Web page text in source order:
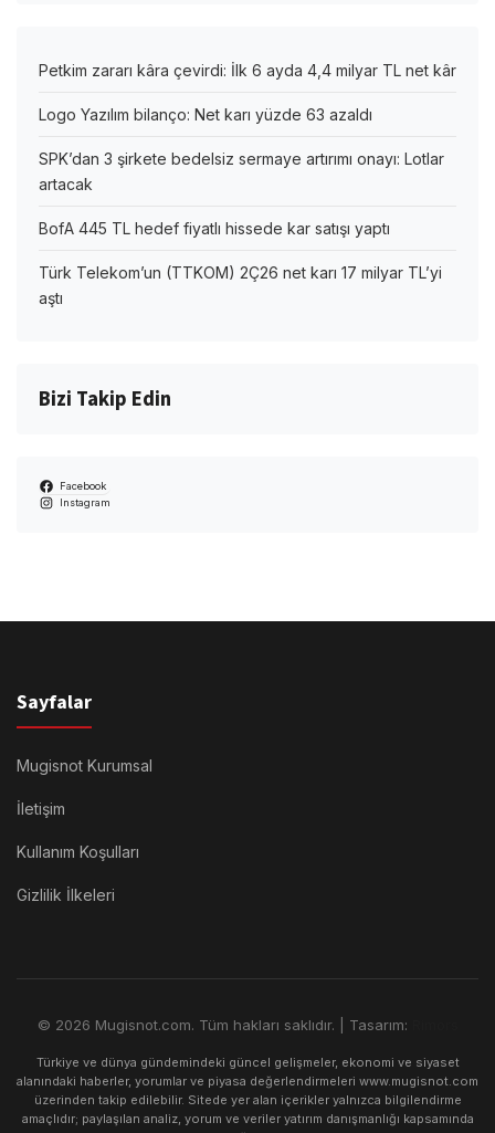
Petkim zararı kâra çevirdi: İlk 6 ayda 4,4 milyar TL net kâr
Logo Yazılım bilanço: Net karı yüzde 63 azaldı
SPK’dan 3 şirkete bedelsiz sermaye artırımı onayı: Lotlar
artacak
BofA 445 TL hedef fiyatlı hissede kar satışı yaptı
Türk Telekom’un (TTKOM) 2Ç26 net karı 17 milyar TL’yi
aştı
Bizi Takip Edin
Facebook
Instagram
Sayfalar
Mugisnot Kurumsal
İletişim
Kullanım Koşulları
Gizlilik İlkeleri
© 2026 Mugisnot.com. Tüm hakları saklıdır. | Tasarım:
Türkiye ve dünya gündemindeki güncel gelişmeler, ekonomi ve siyaset
alanındaki haberler, yorumlar ve piyasa değerlendirmeleri www.mugisnot.com
üzerinden takip edilebilir. Sitede yer alan içerikler yalnızca bilgilendirme
amaçlıdır; paylaşılan analiz, yorum ve veriler yatırım danışmanlığı kapsamında